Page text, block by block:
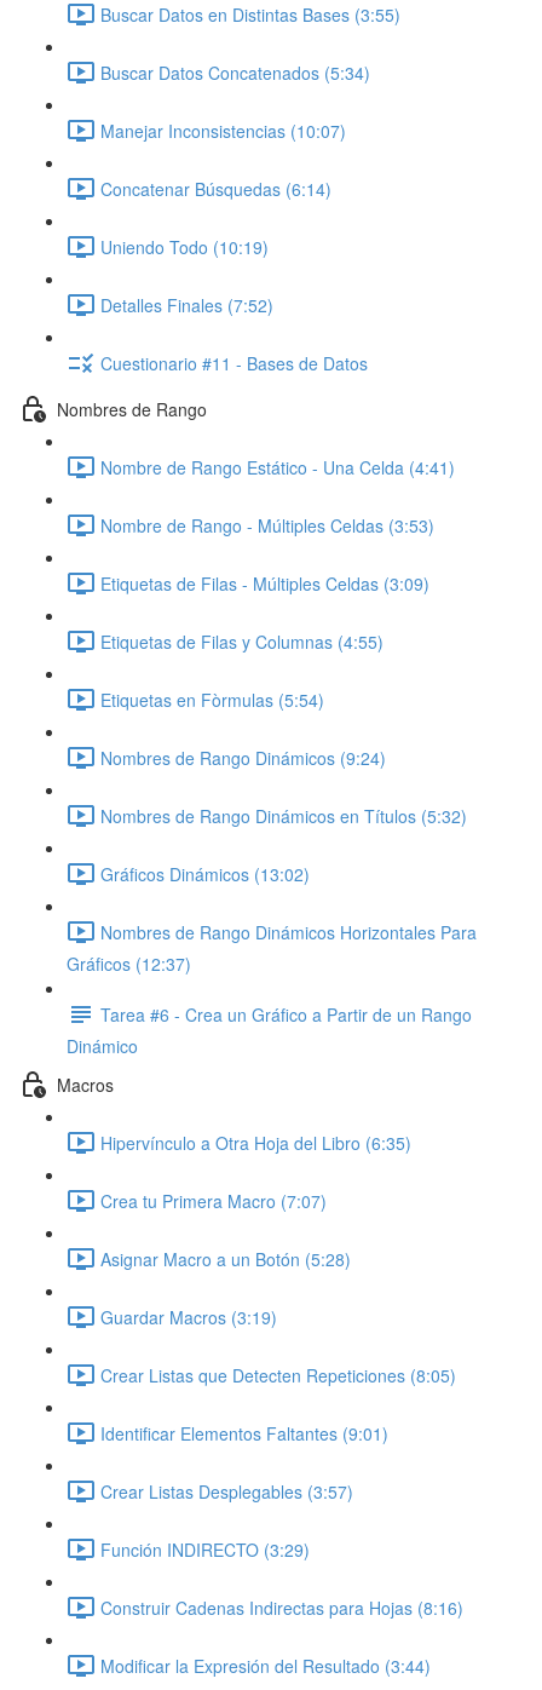
Buscar Datos en Distintas Bases (3:55)
Buscar Datos Concatenados (5:34)
Manejar Inconsistencias (10:07)
Concatenar Búsquedas (6:14)
Uniendo Todo (10:19)
Detalles Finales (7:52)
Cuestionario #11 - Bases de Datos
Nombres de Rango
Nombre de Rango Estático - Una Celda (4:41)
Nombre de Rango - Múltiples Celdas (3:53)
Etiquetas de Filas - Múltiples Celdas (3:09)
Etiquetas de Filas y Columnas (4:55)
Etiquetas en Fòrmulas (5:54)
Nombres de Rango Dinámicos (9:24)
Nombres de Rango Dinámicos en Títulos (5:32)
Gráficos Dinámicos (13:02)
Nombres de Rango Dinámicos Horizontales Para
Gráficos (12:37)
Tarea #6 - Crea un Gráfico a Partir de un Rango
Dinámico
Macros
Hipervínculo a Otra Hoja del Libro (6:35)
Crea tu Primera Macro (7:07)
Asignar Macro a un Botón (5:28)
Guardar Macros (3:19)
Crear Listas que Detecten Repeticiones (8:05)
Identificar Elementos Faltantes (9:01)
Crear Listas Desplegables (3:57)
Función INDIRECTO (3:29)
Construir Cadenas Indirectas para Hojas (8:16)
Modificar la Expresión del Resultado (3:44)